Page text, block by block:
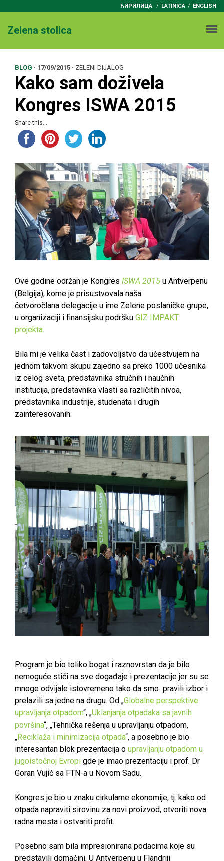
ЋИРИЛИЦА / LATINICA ENGLISH
Zelena stolica
BLOG · 17/09/2015 · ZELENI DIJALOG
Kako sam doživela
Kongres ISWA 2015
Share this...
Ove godine održan je Kongres ISWA 2015 u Antverpenu
(Belgija), kome je prisustvovala naša
četvoročlana delegacije u ime Zelene poslaničke grupe,
u organizaciji i finansijsku podršku GIZ IMPAKT
projekta.
Bila mi je velika čast i zadovoljstvo da učestvujem na
jednom takvom skupu zajedno sa preko 1000 učesnika
iz celog sveta, predstavnika stručnih i naučnih
institucija, predstavnika vlasti sa različitih nivoa,
predstavnika industrije, studenata i drugih
zainteresovanih.
Program je bio toliko bogat i raznovrstan da je bilo
nemoguće stići na sve događaje i prezentacije jer su se
mnoge odvijale istovremeno tako da smo pravili izbor i
prelazili sa jedne na drugu. Od „Globalne perspektive
upravljanja otpadom“, „Uklanjanja otpadaka sa javnih
površina“, „Tehnička rešenja u upravljanju otpadom,
„Reciklaža i minimizacija otpada“, a posebno je bio
interesantan blok prezentacija o upravljanju otpadom u
jugoistočnoj Evropi gde je imao prezentaciju i prof. Dr
Goran Vujić sa FTN-a u Novom Sadu.
Kongres je bio u znaku cirkularne ekonomije, tj. kako od
otpada napraviti sirovinu za novi proizvod, otvoriti nova
radna mesta i ostvariti profit.
Posebno sam bila impresionirana podacima koje su
predstavili domaćini. U Antverpenu u Flandriji